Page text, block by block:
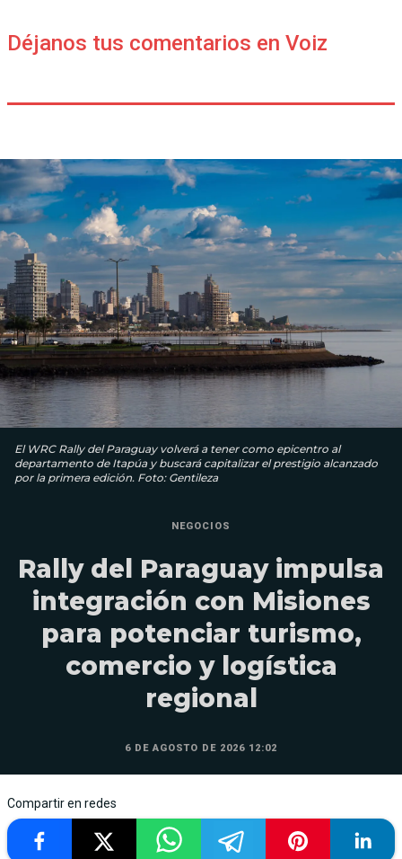
Déjanos tus comentarios en Voiz
El WRC Rally del Paraguay volverá a tener como epicentro al
departamento de Itapúa y buscará capitalizar el prestigio alcanzado
por la primera edición. Foto: Gentileza
NEGOCIOS
Rally del Paraguay impulsa
integración con Misiones
para potenciar turismo,
comercio y logística
regional
6 DE AGOSTO DE 2026 12:02
Compartir en redes